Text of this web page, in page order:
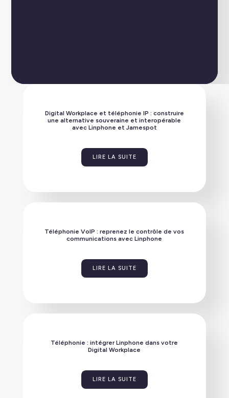
Private Cloud
disponibles en environnement SecNumCloud.
Digital Workplace et téléphonie IP : construire
une alternative souveraine et interopérable
avec Linphone et Jamespot
LIRE LA SUITE
Téléphonie VoIP : reprenez le contrôle de vos
communications avec Linphone
LIRE LA SUITE
Téléphonie : intégrer Linphone dans votre
Digital Workplace
LIRE LA SUITE